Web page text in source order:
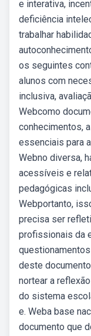
e interativa,
deficiência
trabalhar
os seguintes
alunos com
inclusiva,
Webcomo
conhecimentos,
essenciais para
Webno diversa,
acessíveis e
pedagógicas
Webportanto,
precisa ser
profissionais da
deste
nortear a
do sistema
e. Weba base
documento que